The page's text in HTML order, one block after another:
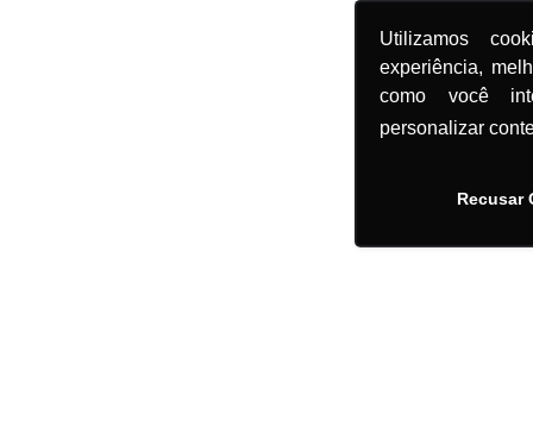
Utilizamos
experiência,
como você
personalizar
Recusar